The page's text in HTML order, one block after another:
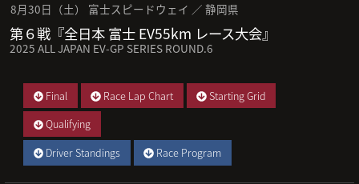
8月30日（土） 富士スピードウェイ ／ 静岡県
第６戦『全日本 富士 EV55km レース大会』
2025 ALL JAPAN EV-GP SERIES ROUND.6
Final Race Lap Chart
Starting Grid
Qualifying
Driver Standings
Race Program